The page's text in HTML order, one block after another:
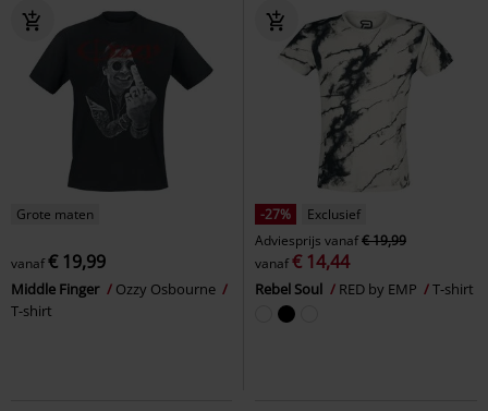
Grote maten
vanaf€ 19,99
Middle Finger
Ozzy Osbourne
T-shirt
-27%
Exclusief
Adviesprijs vanaf€ 19,99
vanaf€ 14,44
Rebel Soul RED by EMP T-shirt